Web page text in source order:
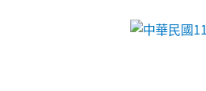
跳到主要內容